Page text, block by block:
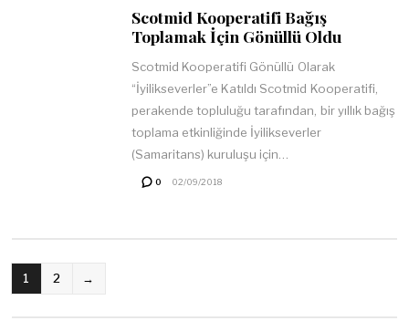
Scotmid Kooperatifi Bağış
Toplamak İçin Gönüllü Oldu
Scotmid Kooperatifi Gönüllü Olarak
“İyilikseverler”e Katıldı Scotmid Kooperatifi,
perakende topluluğu tarafından, bir yıllık bağış
toplama etkinliğinde İyilikseverler
(Samaritans) kuruluşu için…
0 02/09/2018
YAZI
1 2 →